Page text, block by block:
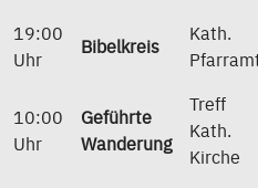
19:00
Uhr
Bibelkreis
Kath.
10:00
Uhr
Geführte
Wanderung
Treff
Kath.
Kirche